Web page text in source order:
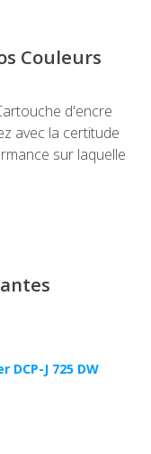
Couleurs
d'encre
avec la certitude
sur laquelle
DCP-J 725 DW